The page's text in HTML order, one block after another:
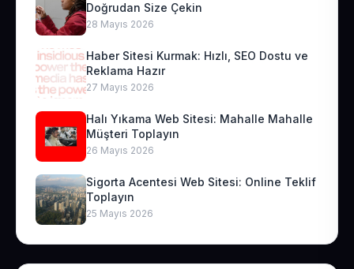
Doğrudan Size Çekin
28 Mayıs 2026
Haber Sitesi Kurmak: Hızlı, SEO Dostu ve
Reklama Hazır
27 Mayıs 2026
Halı Yıkama Web Sitesi: Mahalle Mahalle
Müşteri Toplayın
26 Mayıs 2026
Sigorta Acentesi Web Sitesi: Online Teklif
Toplayın
25 Mayıs 2026